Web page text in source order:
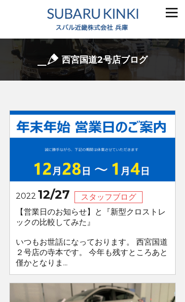
西宮国道2号店ブログ
2022 12/27
スタッフブログ
【営業日のお知らせ】と『新型クロストレ
ックの比較してみた』
いつもお世話になっております。 西宮国道
２号店の寺本です。 今年も残すところあと
僅かとなりま...